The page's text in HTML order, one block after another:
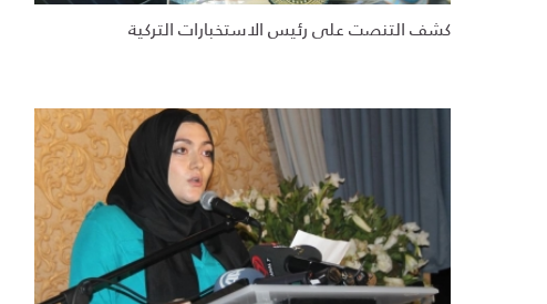
كشف التنصت على رئيس الاستخبارات التركية